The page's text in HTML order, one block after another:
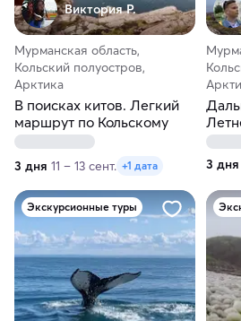
Виктория Р.
Мурманская область,
Кольский полуостров,
Арктика
В поисках китов. Легкий
маршрут по Кольскому
3 дня 11 – 13 сент. +1 дата 3 дня
Экскурсионные туры